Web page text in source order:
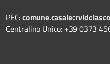
PEC:
Centralino Unico: +39 0373